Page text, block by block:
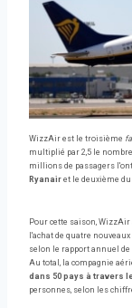
WizzAir est le troisième
multiplié par 2,5 le
millions de passagers
Ryanair et le deuxième
Pour cette saison,
l'achat de quatre
selon le rapport annuel de
Au total, la compagnie
dans 50 pays à travers
personnes, selon les